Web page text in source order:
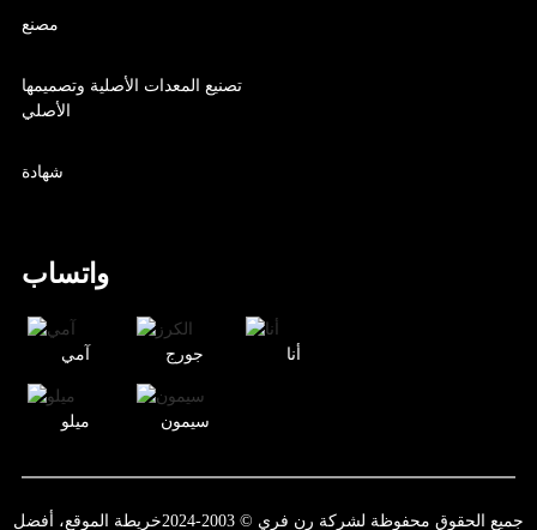
مصنع
تصنيع المعدات الأصلية وتصميمها
الأصلي
شهادة
واتساب
آمي جورج أنا
ميلو سيمون
جميع الحقوق محفوظة لشركة رن فري © 2003-2024 خريطة الموقع، أفضل